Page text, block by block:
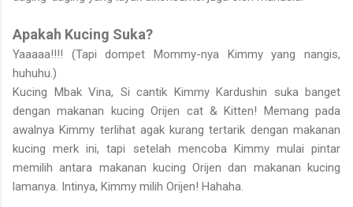
Apakah Kucing Suka?
Yaaaaa!!!! (Tapi dompet Mommy-nya Kimmy yang nangis,
huhuhu.)
Kucing Mbak Vina, Si cantik Kimmy Kardushin suka banget
dengan makanan kucing Orijen cat & Kitten! Memang pada
awalnya Kimmy terlihat agak kurang tertarik dengan makanan
kucing merk ini, tapi setelah mencoba Kimmy mulai pintar
memilih antara makanan kucing Orijen dan makanan kucing
lamanya. Intinya, Kimmy milih Orijen! Hahaha